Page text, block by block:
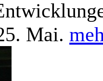
Mai.